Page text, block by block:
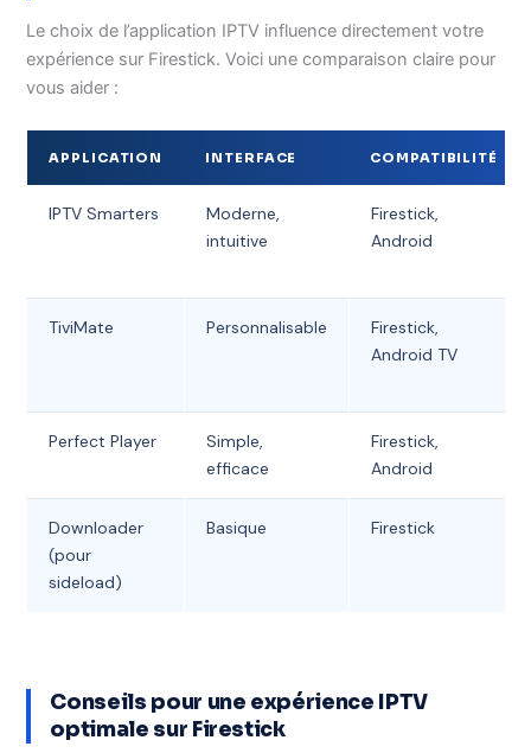
Le choix de l’application IPTV influence directement votre
expérience sur Firestick. Voici une comparaison claire pour
vous aider :
APPLICATION INTERFACE COMPATIBILITÉ
IPTV Smarters
Moderne,
intuitive
Firestick,
Android
TiviMate Personnalisable
Firestick,
Android TV
Perfect Player
Simple,
efficace
Firestick,
Android
Downloader
(pour
sideload)
Basique Firestick
Conseils pour une expérience IPTV
optimale sur Firestick